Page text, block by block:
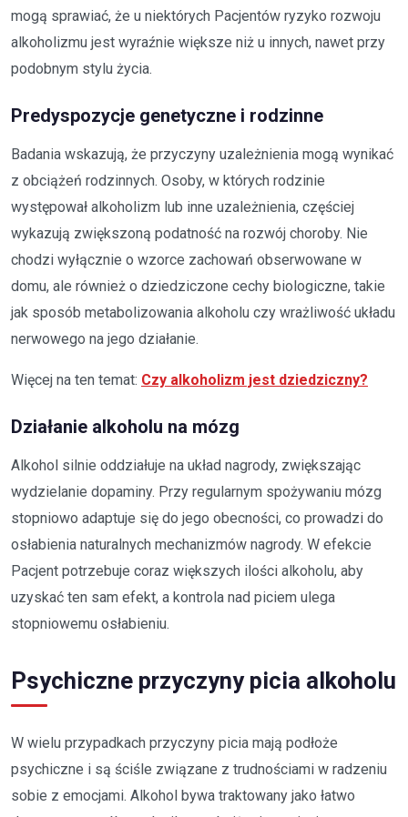
mogą sprawiać, że u niektórych Pacjentów ryzyko rozwoju
alkoholizmu jest wyraźnie większe niż u innych, nawet przy
podobnym stylu życia.
Predyspozycje genetyczne i rodzinne
Badania wskazują, że przyczyny uzależnienia mogą wynikać
z obciążeń rodzinnych. Osoby, w których rodzinie
występował alkoholizm lub inne uzależnienia, częściej
wykazują zwiększoną podatność na rozwój choroby. Nie
chodzi wyłącznie o wzorce zachowań obserwowane w
domu, ale również o dziedziczone cechy biologiczne, takie
jak sposób metabolizowania alkoholu czy wrażliwość układu
nerwowego na jego działanie.
Więcej na ten temat: Czy alkoholizm jest dziedziczny?
Działanie alkoholu na mózg
Alkohol silnie oddziałuje na układ nagrody, zwiększając
wydzielanie dopaminy. Przy regularnym spożywaniu mózg
stopniowo adaptuje się do jego obecności, co prowadzi do
osłabienia naturalnych mechanizmów nagrody. W efekcie
Pacjent potrzebuje coraz większych ilości alkoholu, aby
uzyskać ten sam efekt, a kontrola nad piciem ulega
stopniowemu osłabieniu.
Psychiczne przyczyny picia alkoholu
W wielu przypadkach przyczyny picia mają podłoże
psychiczne i są ściśle związane z trudnościami w radzeniu
sobie z emocjami. Alkohol bywa traktowany jako łatwo